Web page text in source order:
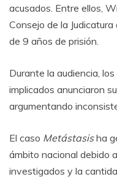
acusados. Entre ellos,
Consejo de la
de 9 años de prisión.
Durante la audiencia,
implicados anunciaron
argumentando
El caso Metástasisha
ámbito nacional debido
investigados y la